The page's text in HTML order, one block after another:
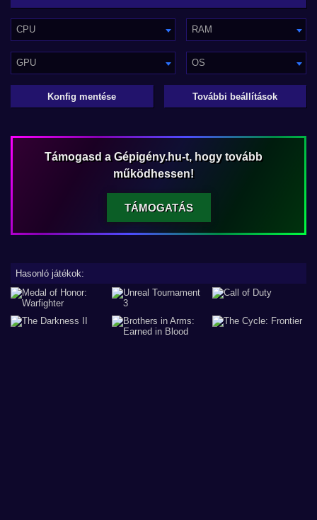
CPU RAM
GPU OS
Konfig mentése További beállítások
Támogasd a Gépigény.hu-t, hogy tovább
működhessen!
TÁMOGATÁS
Hasonló játékok: